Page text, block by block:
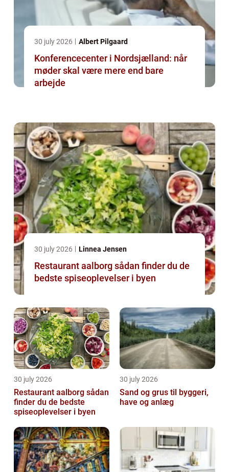
30 july 2026 Albert Pilgaard
Konferencecenter i Nordsjælland: når
møder skal være mere end bare
arbejde
30 july 2026 Linnea Jensen
Restaurant aalborg sådan finder du de
bedste spiseoplevelser i byen
30 july 2026
Restaurant aalborg sådan
finder du de bedste
spiseoplevelser i byen
30 july 2026
Sand og grus til byggeri,
have og anlæg